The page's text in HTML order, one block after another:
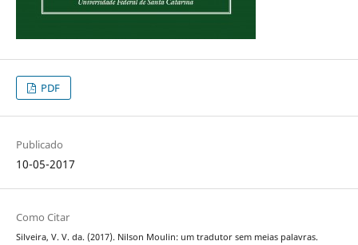
PDF
Publicado
10-05-2017
Como Citar
Silveira, V. V. da. (2017). Nilson Moulin: um tradutor sem meias palavras.